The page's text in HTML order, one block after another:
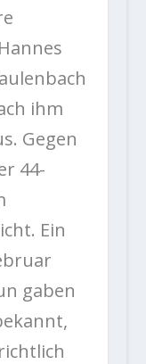
ihm
Gegen
44-
Ein
gaben